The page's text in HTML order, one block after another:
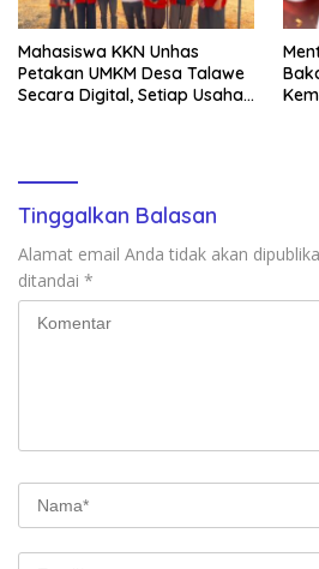
Mahasiswa KKN Unhas
Petakan UMKM Desa Talawe
Secara Digital, Setiap Usaha
Tinggalkan Balasan
Alamat email Anda tidak akan
ditandai *